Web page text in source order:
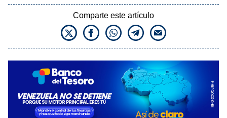
Comparte este artículo